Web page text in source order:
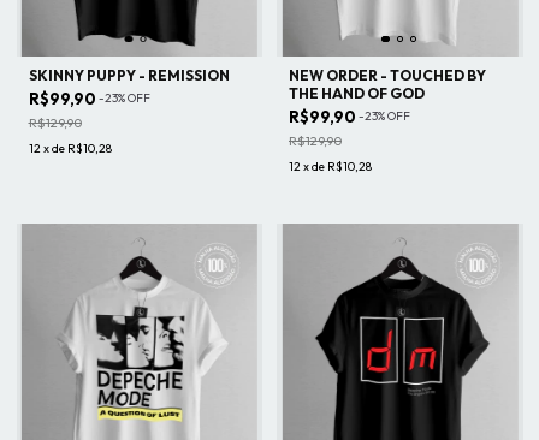
SKINNY PUPPY - REMISSION
R$99,90 -23%OFF
R$129,90
12xde R$10,28
NEW ORDER - TOUCHED BY
THE HAND OF GOD
R$99,90 -23%OFF
R$129,90
12xde R$10,28